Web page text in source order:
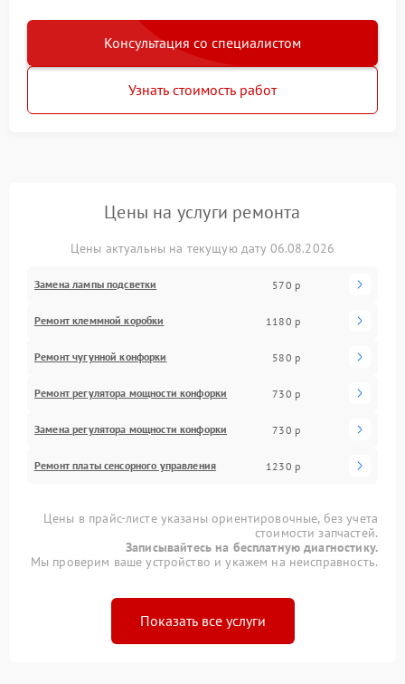
Консультация со специалистом
Узнать стоимость работ
Цены на услуги ремонта
Цены актуальны на текущую дату 06.08.2026
Замена лампы подсветки 570 р
Ремонт клеммной коробки 1180 р
Ремонт чугунной конфорки 580 р
Ремонт регулятора мощности конфорки 730 р
Замена регулятора мощности конфорки 730 р
Ремонт платы сенсорного управления 1230 р
Цены в прайс-листе указаны ориентировочные, без учета
стоимости запчастей.
Записывайтесь на бесплатную диагностику.
Мы проверим ваше устройство и укажем на неисправность.
Показать все услуги